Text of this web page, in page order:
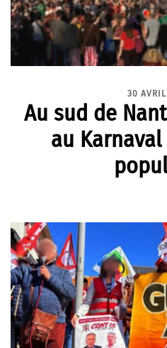
30
Au sud de
au